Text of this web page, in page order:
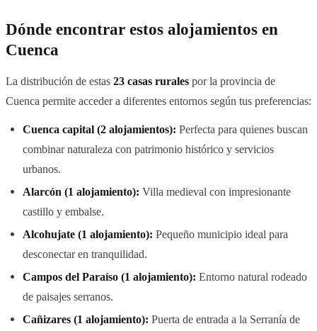
Dónde encontrar estos alojamientos en
Cuenca
La distribución de estas 23 casas rurales por la provincia de
Cuenca permite acceder a diferentes entornos según tus preferencias:
Cuenca capital (2 alojamientos): Perfecta para quienes buscan
combinar naturaleza con patrimonio histórico y servicios
urbanos.
Alarcón (1 alojamiento): Villa medieval con impresionante
castillo y embalse.
Alcohujate (1 alojamiento): Pequeño municipio ideal para
desconectar en tranquilidad.
Campos del Paraíso (1 alojamiento): Entorno natural rodeado
de paisajes serranos.
Cañizares (1 alojamiento): Puerta de entrada a la Serranía de